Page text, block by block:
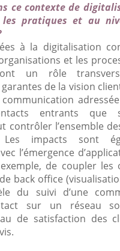
ce contexte de
pratiques et au
à la digitalisation
et les
un rôle
de la vision
entrants que
contrôler l’ensemble
Les impacts sont
l’émergence
de coupler les
back office
du suivi d’une
sur un réseau
de satisfaction des